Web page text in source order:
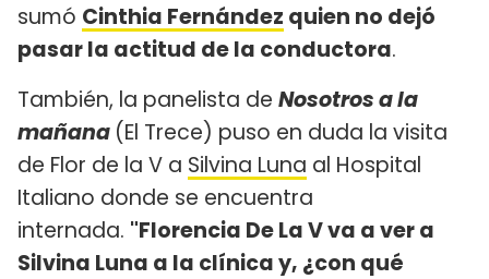
sumó Cinthia Fernández quien no dejó
pasar la actitud de la conductora.
También, la panelista de Nosotros a la
mañana (El Trece) puso en duda la visita
de Flor de la V a Silvina Luna al Hospital
Italiano donde se encuentra
internada. "Florencia De La V va a ver a
Silvina Luna a la clínica y, ¿con qué